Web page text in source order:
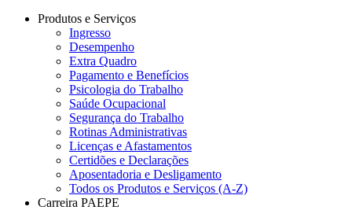
Produtos e Serviços
Ingresso
Desempenho
Extra Quadro
Pagamento e Benefícios
Psicologia do Trabalho
Saúde Ocupacional
Segurança do Trabalho
Rotinas Administrativas
Licenças e Afastamentos
Certidões e Declarações
Aposentadoria e Desligamento
Todos os Produtos e Serviços (A-Z)
Carreira PAEPE